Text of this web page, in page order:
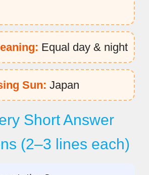
Equal day & night
Sun: Japan
Short Answer
(2–3 lines each)